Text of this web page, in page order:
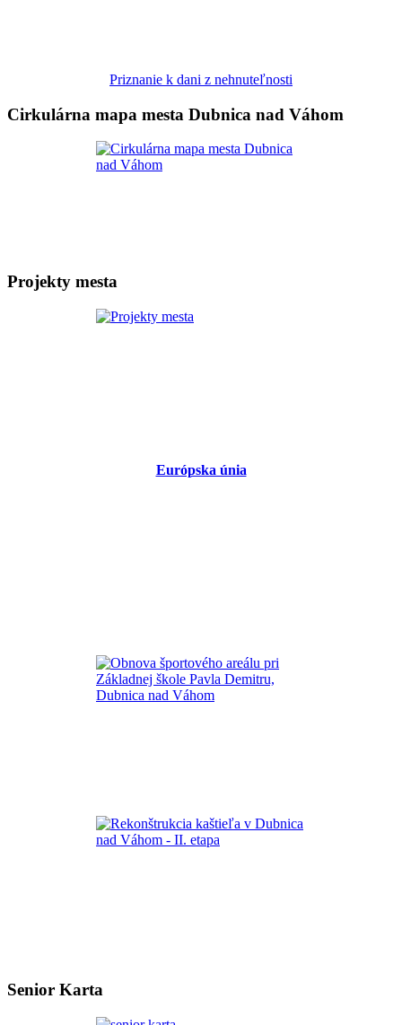
Priznanie k dani z nehnuteľnosti
Cirkulárna mapa mesta Dubnica nad Váhom
Projekty mesta
Európska únia
Senior Karta